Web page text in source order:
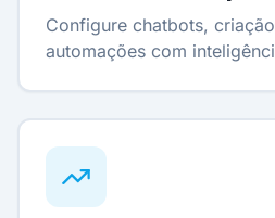
Configure chatbots,
automações com